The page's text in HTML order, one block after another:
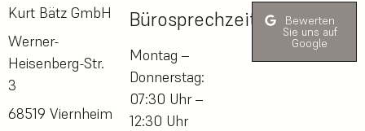
Kurt Bätz GmbH
Werner-
Heisenberg-Str.
3
68519 Viernheim
Bürosprechzeiten:
Montag –
Donnerstag:
07:30 Uhr –
12:30 Uhr
Bewerten
Sie uns auf
Google